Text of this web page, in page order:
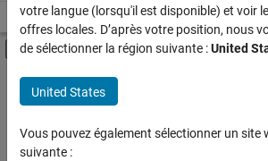
Accueil Explorer nos opportunités
Activer/désactiver
Contenu principal
FILTRER PAR
Ventes internes
Finances et opérations
Juridique
votre langue (lorsqu'il est disponible) et voir
offres locales. D’après votre position, nous
de sélectionner la région suivante :United
United States
Vous pouvez également sélectionner un site
suivante :